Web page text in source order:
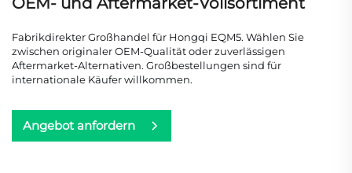
Fabrikdirekter Großhandel für Hongqi EQM5. Wählen Sie
zwischen originaler OEM-Qualität oder zuverlässigen
Aftermarket-Alternativen. Großbestellungen sind für
internationale Käufer willkommen.
Angebot anfordern